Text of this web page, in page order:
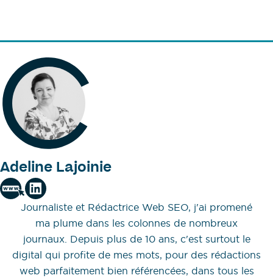
Adeline Lajoinie
Journaliste et Rédactrice Web SEO, j'ai promené
ma plume dans les colonnes de nombreux
journaux. Depuis plus de 10 ans, c'est surtout le
digital qui profite de mes mots, pour des rédactions
web parfaitement bien référencées, dans tous les